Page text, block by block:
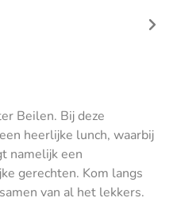
Beilen. Bij deze
heerlijke lunch, waarbij
namelijk een
gerechten. Kom langs
van al het lekkers.